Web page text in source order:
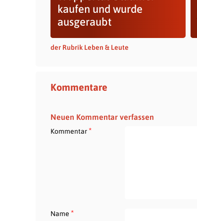
kaufen und wurde
ausgeraubt
der Rubrik Leben & Leute
Kommentare
Neuen Kommentar verfassen
Kommentar*
Name *